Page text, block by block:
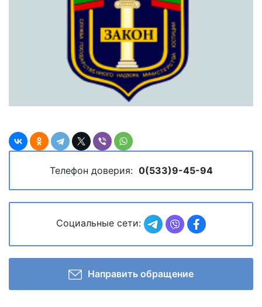
Телефон доверия: 0(533)9-45-94
Социальные сети:
Направить обращение